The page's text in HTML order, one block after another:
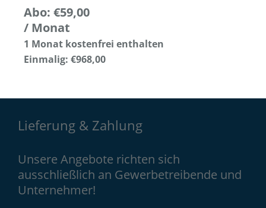
Abo: €59,00
/ Monat
1 Monat kostenfrei enthalten
Einmalig: €968,00
Lieferung & Zahlung
Unsere Angebote richten sich
ausschließlich an Gewerbetreibende und
Unternehmer!